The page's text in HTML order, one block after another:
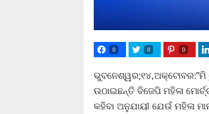
0 0 0
ଭୁବନେଶ୍ୱର;୧୪,ଅକ୍ଟୋବର:”ମି
ଉଠାଇଛନ୍ତି ବିଜେପି ମହିଳା
କହିବା ଅନୁଯାୟୀ ଯେଉଁ ମହିଳା